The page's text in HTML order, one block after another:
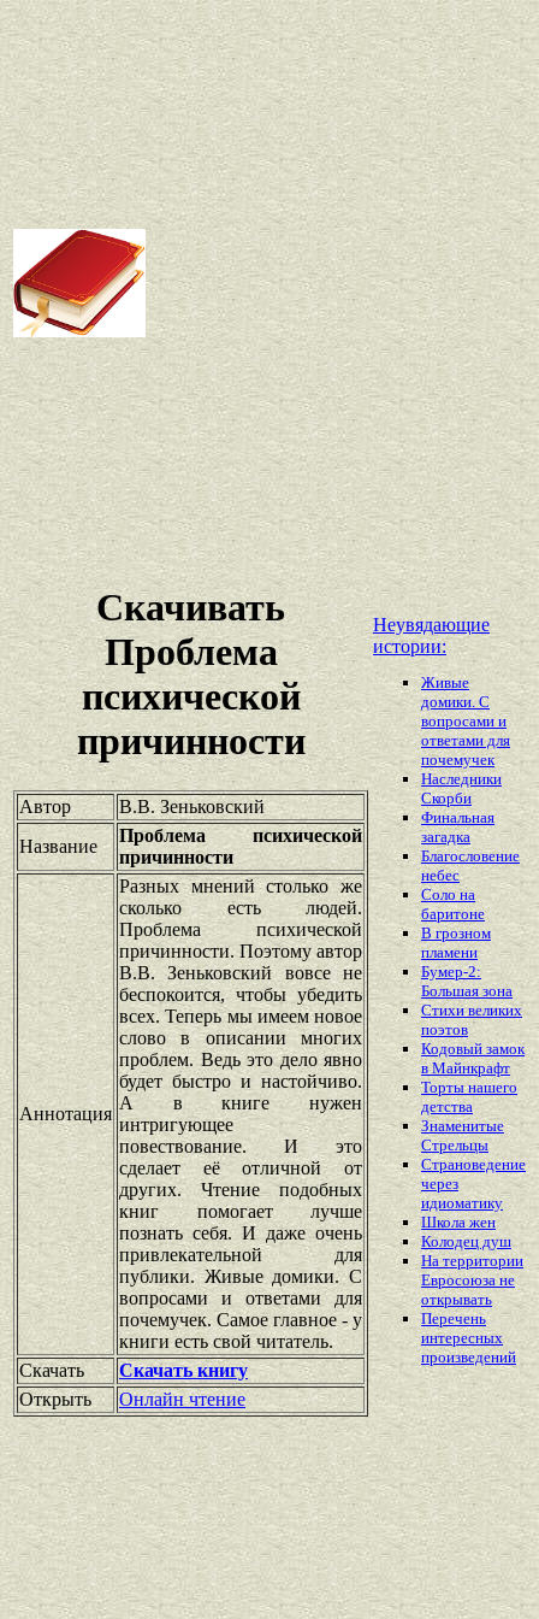
Скачивать
Проблема
психической
причинности
Автор
В.В. Зеньковский
Название
Проблема психической
причинности
Аннотация
Разных мнений столько же
сколько есть людей.
Проблема психической
причинности. Поэтому автор
В.В. Зеньковский вовсе не
беспокоится, чтобы убедить
всех. Теперь мы имеем новое
слово в описании многих
проблем. Ведь это дело явно
будет быстро и настойчиво.
А в книге нужен
интригующее
повествование. И это
сделает её отличной от
других. Чтение подобных
книг помогает лучше
познать себя. И даже очень
привлекательной для
публики. Живые домики. С
вопросами и ответами для
почемучек. Самое главное - у
книги есть свой читатель.
Скачать
Скачать книгу
Открыть
Онлайн чтение
Неувядающие
истории:
Живые
домики. С
вопросами и
ответами для
почемучек
Наследники
Скорби
Финальная
загадка
Благословение
небес
Соло на
баритоне
В грозном
пламени
Бумер-2:
Большая зона
Стихи великих
поэтов
Кодовый замок
в Майнкрафт
Торты нашего
детства
Знаменитые
Стрельцы
Страноведение
через
идиоматику
Школа жен
Колодец душ
На территории
Евросоюза не
открывать
Перечень
интересных
произведений